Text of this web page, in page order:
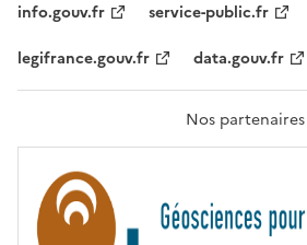
F
A
T
R
T
É
info.gouv.fr
service-public.fr
legifrance.gouv.fr
data.gouv.fr
Nos partenaires